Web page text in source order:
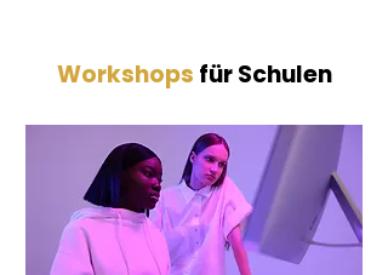
Workshops für Schulen